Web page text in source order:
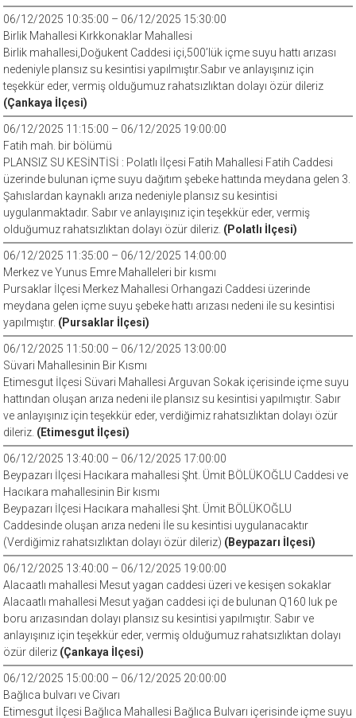
06/12/2025 10:35:00 – 06/12/2025 15:30:00
Birlik Mahallesi Kırkkonaklar Mahallesi
Birlik mahallesi,Doğukent Caddesi içi,500’lük içme suyu hattı arızası
nedeniyle plansız su kesintisi yapılmıştır.Sabır ve anlayışınız için
teşekkür eder, vermiş olduğumuz rahatsızlıktan dolayı özür dileriz
(Çankaya İlçesi)
06/12/2025 11:15:00 – 06/12/2025 19:00:00
Fatih mah. bir bölümü
PLANSIZ SU KESİNTİSİ : Polatlı İlçesi Fatih Mahallesi Fatih Caddesi
üzerinde bulunan içme suyu dağıtım şebeke hattında meydana gelen 3.
Şahıslardan kaynaklı arıza nedeniyle plansız su kesintisi
uygulanmaktadır. Sabır ve anlayışınız için teşekkür eder, vermiş
olduğumuz rahatsızlıktan dolayı özür dileriz. (Polatlı İlçesi)
06/12/2025 11:35:00 – 06/12/2025 14:00:00
Merkez ve Yunus Emre Mahalleleri bir kısmı
Pursaklar İlçesi Merkez Mahallesi Orhangazi Caddesi üzerinde
meydana gelen içme suyu şebeke hattı arızası nedeni ile su kesintisi
yapılmıştır. (Pursaklar İlçesi)
06/12/2025 11:50:00 – 06/12/2025 13:00:00
Süvari Mahallesinin Bir Kısmı
Etimesgut İlçesi Süvari Mahallesi Arguvan Sokak içerisinde içme suyu
hattından oluşan arıza nedeni ile plansız su kesintisi yapılmıştır. Sabır
ve anlayışınız için teşekkür eder, verdiğimiz rahatsızlıktan dolayı özür
dileriz. (Etimesgut İlçesi)
06/12/2025 13:40:00 – 06/12/2025 17:00:00
Beypazarı İlçesi Hacıkara mahallesi Şht. Ümit BÖLÜKOĞLU Caddesi ve
Hacıkara mahallesinin Bir kısmı
Beypazarı İlçesi Hacıkara mahallesi Şht. Ümit BÖLÜKOĞLU
Caddesinde oluşan arıza nedeni İle su kesintisi uygulanacaktır
(Verdiğimiz rahatsızlıktan dolayı özür dileriz) (Beypazarı İlçesi)
06/12/2025 13:40:00 – 06/12/2025 19:00:00
Alacaatlı mahallesi Mesut yagan caddesi üzeri ve kesişen sokaklar
Alacaatlı mahallesi Mesut yağan caddesi içi de bulunan Q160 luk pe
boru arızasından dolayı plansız su kesintisi yapılmıştır. Sabır ve
anlayışınız için teşekkür eder, vermiş olduğumuz rahatsızlıktan dolayı
özür dileriz (Çankaya İlçesi)
06/12/2025 15:00:00 – 06/12/2025 20:00:00
Bağlıca bulvarı ve Civarı
Etimesgut İlçesi Bağlıca Mahallesi Bağlıca Bulvarı içerisinde içme suyu